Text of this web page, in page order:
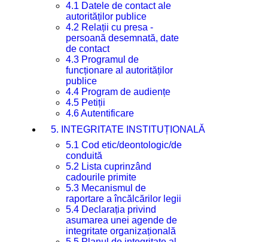
4.1 Datele de contact ale
autorităților publice
4.2 Relații cu presa -
persoană desemnată, date
de contact
4.3 Programul de
funcționare al autorităților
publice
4.4 Program de audiențe
4.5 Petiții
4.6 Autentificare
5. INTEGRITATE INSTITUȚIONALĂ
5.1 Cod etic/deontologic/de
conduită
5.2 Lista cuprinzând
cadourile primite
5.3 Mecanismul de
raportare a încălcărilor legii
5.4 Declarația privind
asumarea unei agende de
integritate organizațională